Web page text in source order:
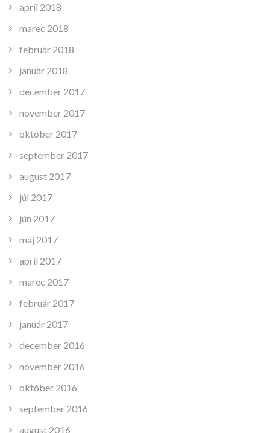
apríl 2018
marec 2018
február 2018
január 2018
december 2017
november 2017
október 2017
september 2017
august 2017
júl 2017
jún 2017
máj 2017
apríl 2017
marec 2017
február 2017
január 2017
december 2016
november 2016
október 2016
september 2016
august 2016